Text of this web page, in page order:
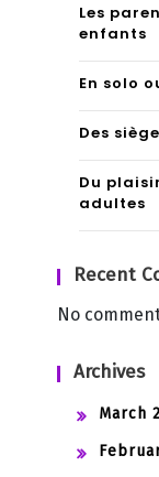
Les
enfants
En solo
Des
Du
adultes
Recent
No
Archives
March